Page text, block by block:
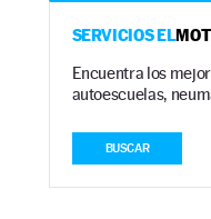
SERVICIOS EL
Encuentra los
autoescuelas,
BUSCAR